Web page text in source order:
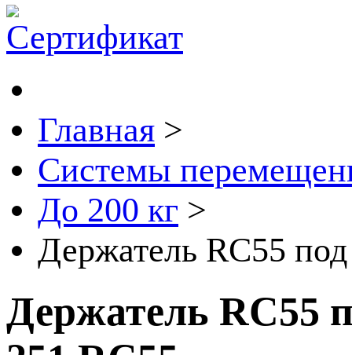
Главная >
Системы
До 200 кг >
Держатель RC55
Держатель RC55